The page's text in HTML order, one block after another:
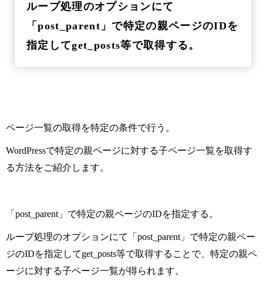
ループ処理のオプションにて
「post_parent」で特定の親ページのIDを
指定してget_posts等で取得する。
ページ一覧の取得を特定の条件で行う。
WordPressで特定の親ページに対する子ページ一覧を取得す
る方法をご紹介します。
「post_parent」で特定の親ページのIDを指定する。
ループ処理のオプションにて「 post_parent 」で特定の親ペー
ジのIDを指定 してget_posts等で取得することで、特定の親ペ
ージに対する子ページ一覧が得られます。